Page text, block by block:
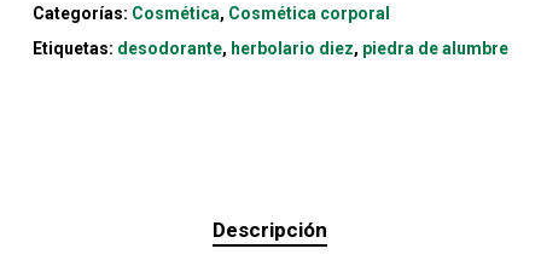
Categorías: Cosmética, Cosmética corporal
Etiquetas: desodorante, herbolario diez, piedra de alumbre
Descripción